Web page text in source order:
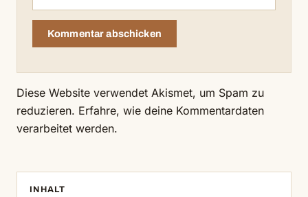
Diese Website verwendet Akismet, um Spam zu
reduzieren. Erfahre, wie deine Kommentardaten
verarbeitet werden.
INHALT